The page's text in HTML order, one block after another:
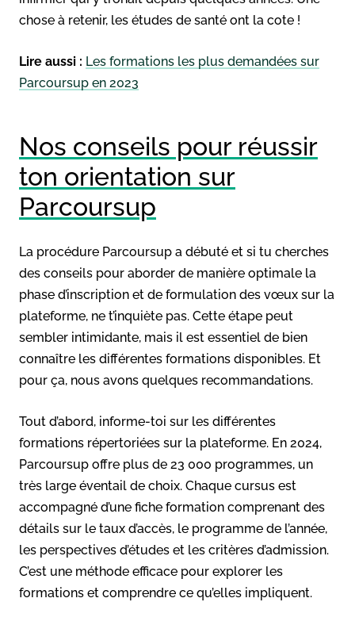
chose à retenir, les études de santé ont la cote !
Lire aussi : Les formations les plus demandées sur
Parcoursup en 2023
Nos conseils pour réussir
ton orientation sur
Parcoursup
La procédure Parcoursup a débuté et si tu cherches
des conseils pour aborder de manière optimale la
phase d’inscription et de formulation des vœux sur la
plateforme, ne t’inquiète pas. Cette étape peut
sembler intimidante, mais il est essentiel de bien
connaître les différentes formations disponibles. Et
pour ça, nous avons quelques recommandations.
Tout d’abord, informe-toi sur les différentes
formations répertoriées sur la plateforme. En 2024,
Parcoursup offre plus de 23 000 programmes, un
très large éventail de choix. Chaque cursus est
accompagné d’une fiche formation comprenant des
détails sur le taux d’accès, le programme de l’année,
les perspectives d’études et les critères d’admission.
C’est une méthode efficace pour explorer les
formations et comprendre ce qu’elles impliquent.